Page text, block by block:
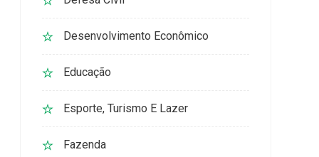
Desenvolvimento Econômico
Educação
Esporte, Turismo E Lazer
Fazenda